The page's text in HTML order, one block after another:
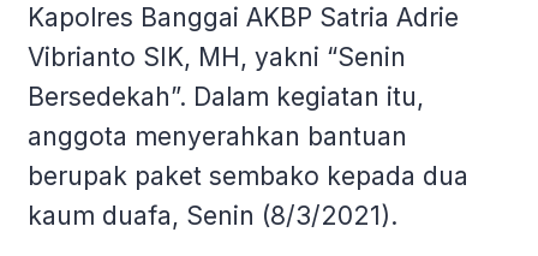
Kapolres Banggai AKBP Satria Adrie
Vibrianto SIK, MH, yakni “Senin
Bersedekah”. Dalam kegiatan itu,
anggota menyerahkan bantuan
berupak paket sembako kepada dua
kaum duafa, Senin (8/3/2021).